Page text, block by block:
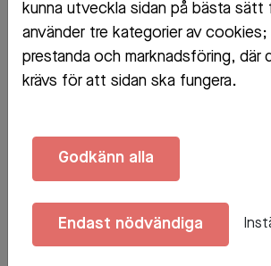
Torshamnsgatan 83
STOCKHOLM
kunna utveckla sidan på bästa sätt
använder tre kategorier av
prestanda och marknadsföring, där
krävs för att sidan ska fungera.
Godkänn alla
Endast nödvändiga